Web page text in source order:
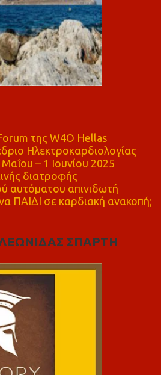
της W4O Hellas
Ηλεκτροκαρδιολογίας
– 1 Ιουνίου 2025
διατροφής
αυτόματου απινιδωτή
ΠΑΙΔΙ σε καρδιακή ανακοπή;
ΣΠΑΡΤΗ